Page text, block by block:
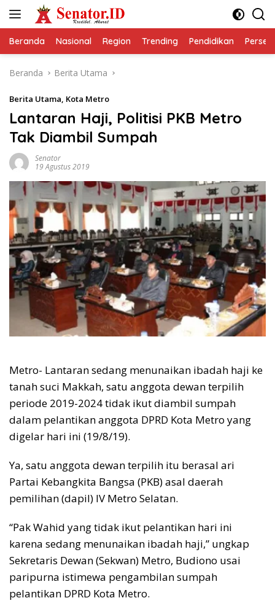
Beranda Nasional Region Trending Pendidikan
Beranda Berita Utama
Berita Utama, Kota Metro
Lantaran Haji, Politisi PKB Metro
Tak Diambil Sumpah
Senator
19 Agustus 2019
Metro- Lantaran sedang menunaikan ibadah haji ke
tanah suci Makkah, satu anggota dewan terpilih
periode 2019-2024 tidak ikut diambil sumpah
dalam pelantikan anggota DPRD Kota Metro yang
digelar hari ini (19/8/19).
Ya, satu anggota dewan terpilih itu berasal ari
Partai Kebangkita Bangsa (PKB) asal daerah
pemilihan (dapil) IV Metro Selatan.
“Pak Wahid yang tidak ikut pelantikan hari ini
karena sedang menunaikan ibadah haji,” ungkap
Sekretaris Dewan (Sekwan) Metro, Budiono usai
paripurna istimewa pengambilan sumpah
pelantikan DPRD Kota Metro.